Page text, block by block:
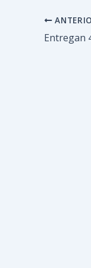
Entregan